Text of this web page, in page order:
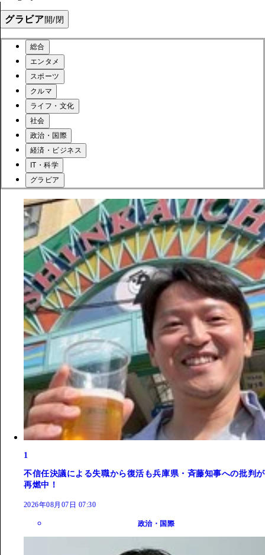
グラビア開/閉
総合
エンタメ
スポーツ
クルマ
ライフ・文化
社会
政治・国際
経済・ビジネス
IT・科学
グラビア
1
不信任決議による失職から復活も兵庫県・斉藤知事への批判が
再燃中！
2026年08月07日 07:30
政治・国際